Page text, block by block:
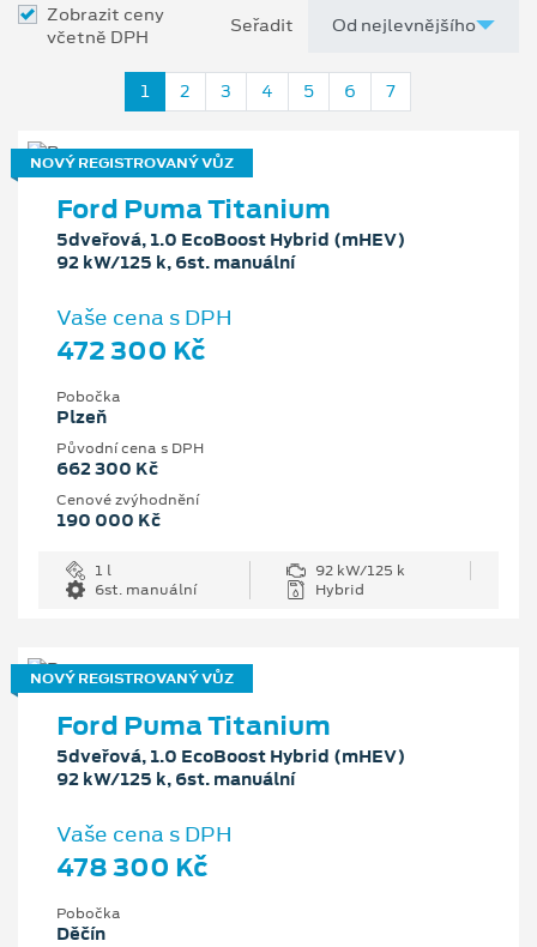
Zobrazit ceny
včetně DPH
Seřadit
1 2 3 4 5 6 7
NOVÝ REGISTROVANÝ VŮZ
Ford Puma Titanium
5dveřová, 1.0 EcoBoost Hybrid (mHEV)
92 kW/125 k, 6st. manuální
Vaše cena s DPH
472 300 Kč
Pobočka
Plzeň
Původní cena s DPH
662 300 Kč
Cenové zvýhodnění
190 000 Kč
1 l
92 kW/125 k
6st. manuální
Hybrid
NOVÝ REGISTROVANÝ VŮZ
Ford Puma Titanium
5dveřová, 1.0 EcoBoost Hybrid (mHEV)
92 kW/125 k, 6st. manuální
Vaše cena s DPH
478 300 Kč
Pobočka
Děčín